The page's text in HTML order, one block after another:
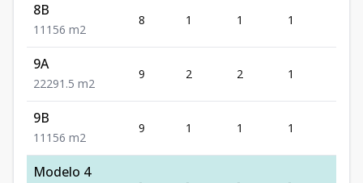
8B
1 1 1 56 m2
8 1 1 1
9A
22291.5 m2
9 2 2 1
9B
1 1 1 56 m2
9 1 1 1
Modelo 4